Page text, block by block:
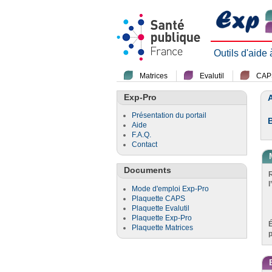
Outils d'aide
Matrices Evalutil
Exp-Pro
Présentation du portail
Aide
F.A.Q.
Contact
Documents
Mode d'emploi Exp-Pro
Plaquette CAPS
Plaquette Evalutil
Plaquette Exp-Pro
Plaquette Matrices